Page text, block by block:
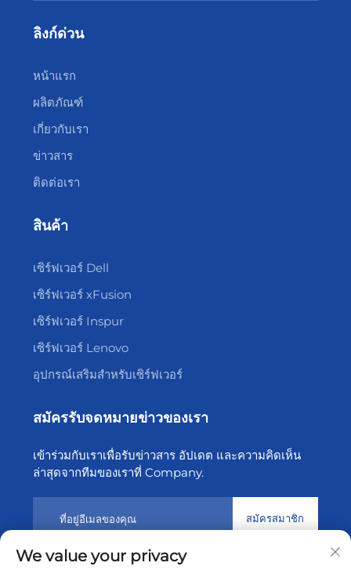
ลิงก์ด่วน
หน้าแรก
ผลิตภัณฑ์
เกี่ยวกับเรา
ข่าวสาร
ติดต่อเรา
สินค้า
เซิร์ฟเวอร์ Dell
เซิร์ฟเวอร์ xFusion
เซิร์ฟเวอร์ Inspur
เซิร์ฟเวอร์ Lenovo
อุปกรณ์เสริมสำหรับเซิร์ฟเวอร์
สมัครรับจดหมายข่าวของเรา
เข้าร่วมกับเราเพื่อรับข่าวสาร อัปเดต และความคิดเห็น
ล่าสุดจากทีมของเราที่ Company.
สมัครสมาชิก
We value your privacy